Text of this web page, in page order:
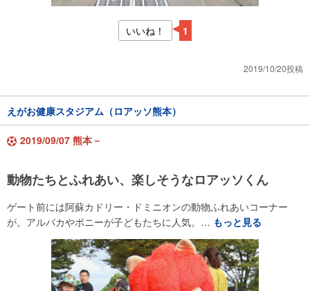
いいね！ 1
2019/10/20投稿
えがお健康スタジアム（ロアッソ熊本）
2019/09/07 熊本－
動物たちとふれあい、楽しそうなロアッソくん
ゲート前には阿蘇カドリー・ドミニオンの動物ふれあいコーナー
が。アルパカやポニーが子どもたちに人気。… もっと見る